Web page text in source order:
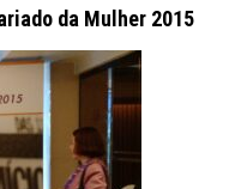
da Mulher 2015